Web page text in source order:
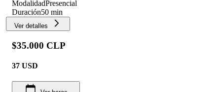
ModalidadPresencial
Duración50 min
Ver detalles
$35.000 CLP
37 USD